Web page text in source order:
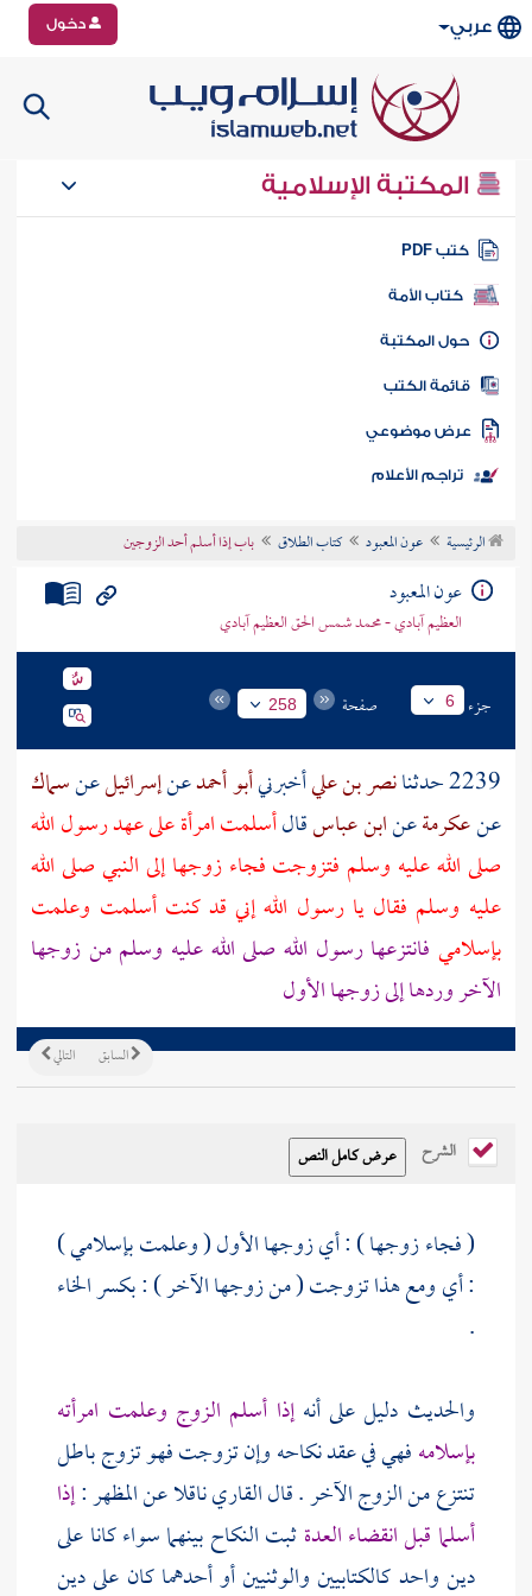
عربي دخول
المكتبة الإسلامية
كتب PDF
كتاب الأمة
المكتبة
الكتب
موضوعي
تراجم الأعلام
الرئيسية عون المعبود كتاب الطلاق باب إذا أسلم أحد الزوجين
عون المعبود
العظيم آبادي - محمد شمس الحق العظيم آبادي
جزء 6 صفحة 258
2239 حدثنا نصر بن عليأخبرنيأبو أحمدعنإسرائيلعنسماك
عنعكرمةعنابن عباسقالأسلمت امرأة على عهد رسول الله
صلى الله عليه وسلم فتزوجت فجاء زوجها إلى النبي صلى الله
عليه وسلم فقال يا رسول الله إني قد كنت أسلمت وعلمت
بإسلامي فانتزعها رسول الله صلى الله عليه وسلم من زوجها
الآخر وردها إلى زوجها الأول
التالي السابق
الشرح
( فجاء زوجها ) : أي زوجها الأول ( وعلمت بإسلامي )
: أي ومع هذا تزوجت ( من زوجها الآخر ) : بكسر الخاء
.
والحديث دليل على أنهإذا أسلم الزوج وعلمت امرأته
بإسلامهفهي في عقد نكاحه وإن تزوجت فهو تزوج باطل
تنتزع من الزوج الآخر . قالالقاريناقلا عن المظهر :إذا
أسلما قبل انقضاء العدةثبت النكاح بينهما سواء كانا على
دين واحد كالكتابيين والوثنيين أو أحدهما كان على دين